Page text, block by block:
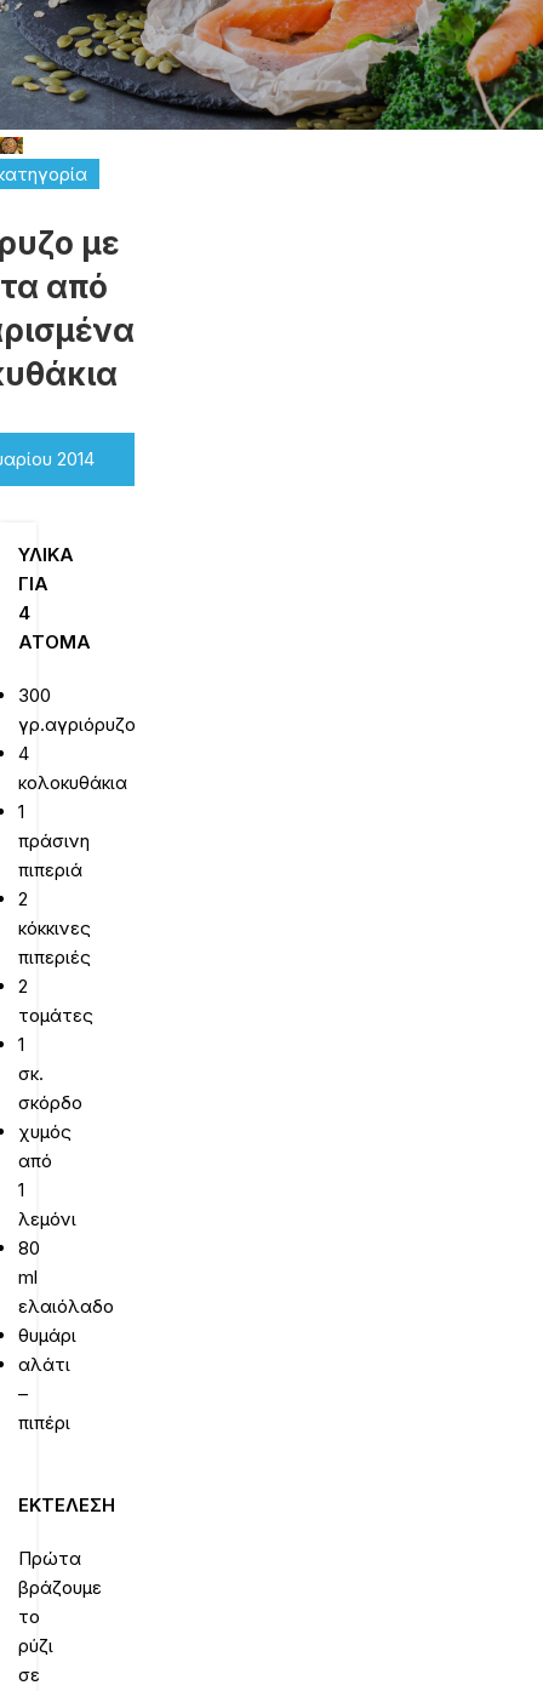
με
από
2014
ΥΛΙΚΑ
ΓΙΑ
4
ΑΤΟΜΑ
300
γρ.αγριόρυζο
4
κολοκυθάκια
1
πράσινη
πιπεριά
2
κόκκινες
πιπεριές
2
τομάτες
1
σκ.
σκόρδο
χυμός
από
1
λεμόνι
80
ml
ελαιόλαδο
θυμάρι
αλάτι
–
πιπέρι
ΕΚΤΕΛΕΣΗ
Πρώτα
βράζουμε
το
ρύζι
σε